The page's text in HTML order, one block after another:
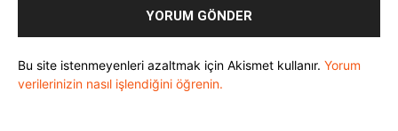
Bu site istenmeyenleri azaltmak için Akismet kullanır. Yorum
verilerinizin nasıl işlendiğini öğrenin.